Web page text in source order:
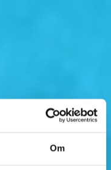
Om